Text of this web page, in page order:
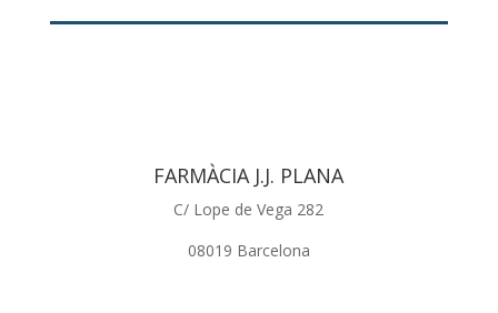
FARMÀCIA J.J. PLANA
C/ Lope de Vega 282
08019 Barcelona